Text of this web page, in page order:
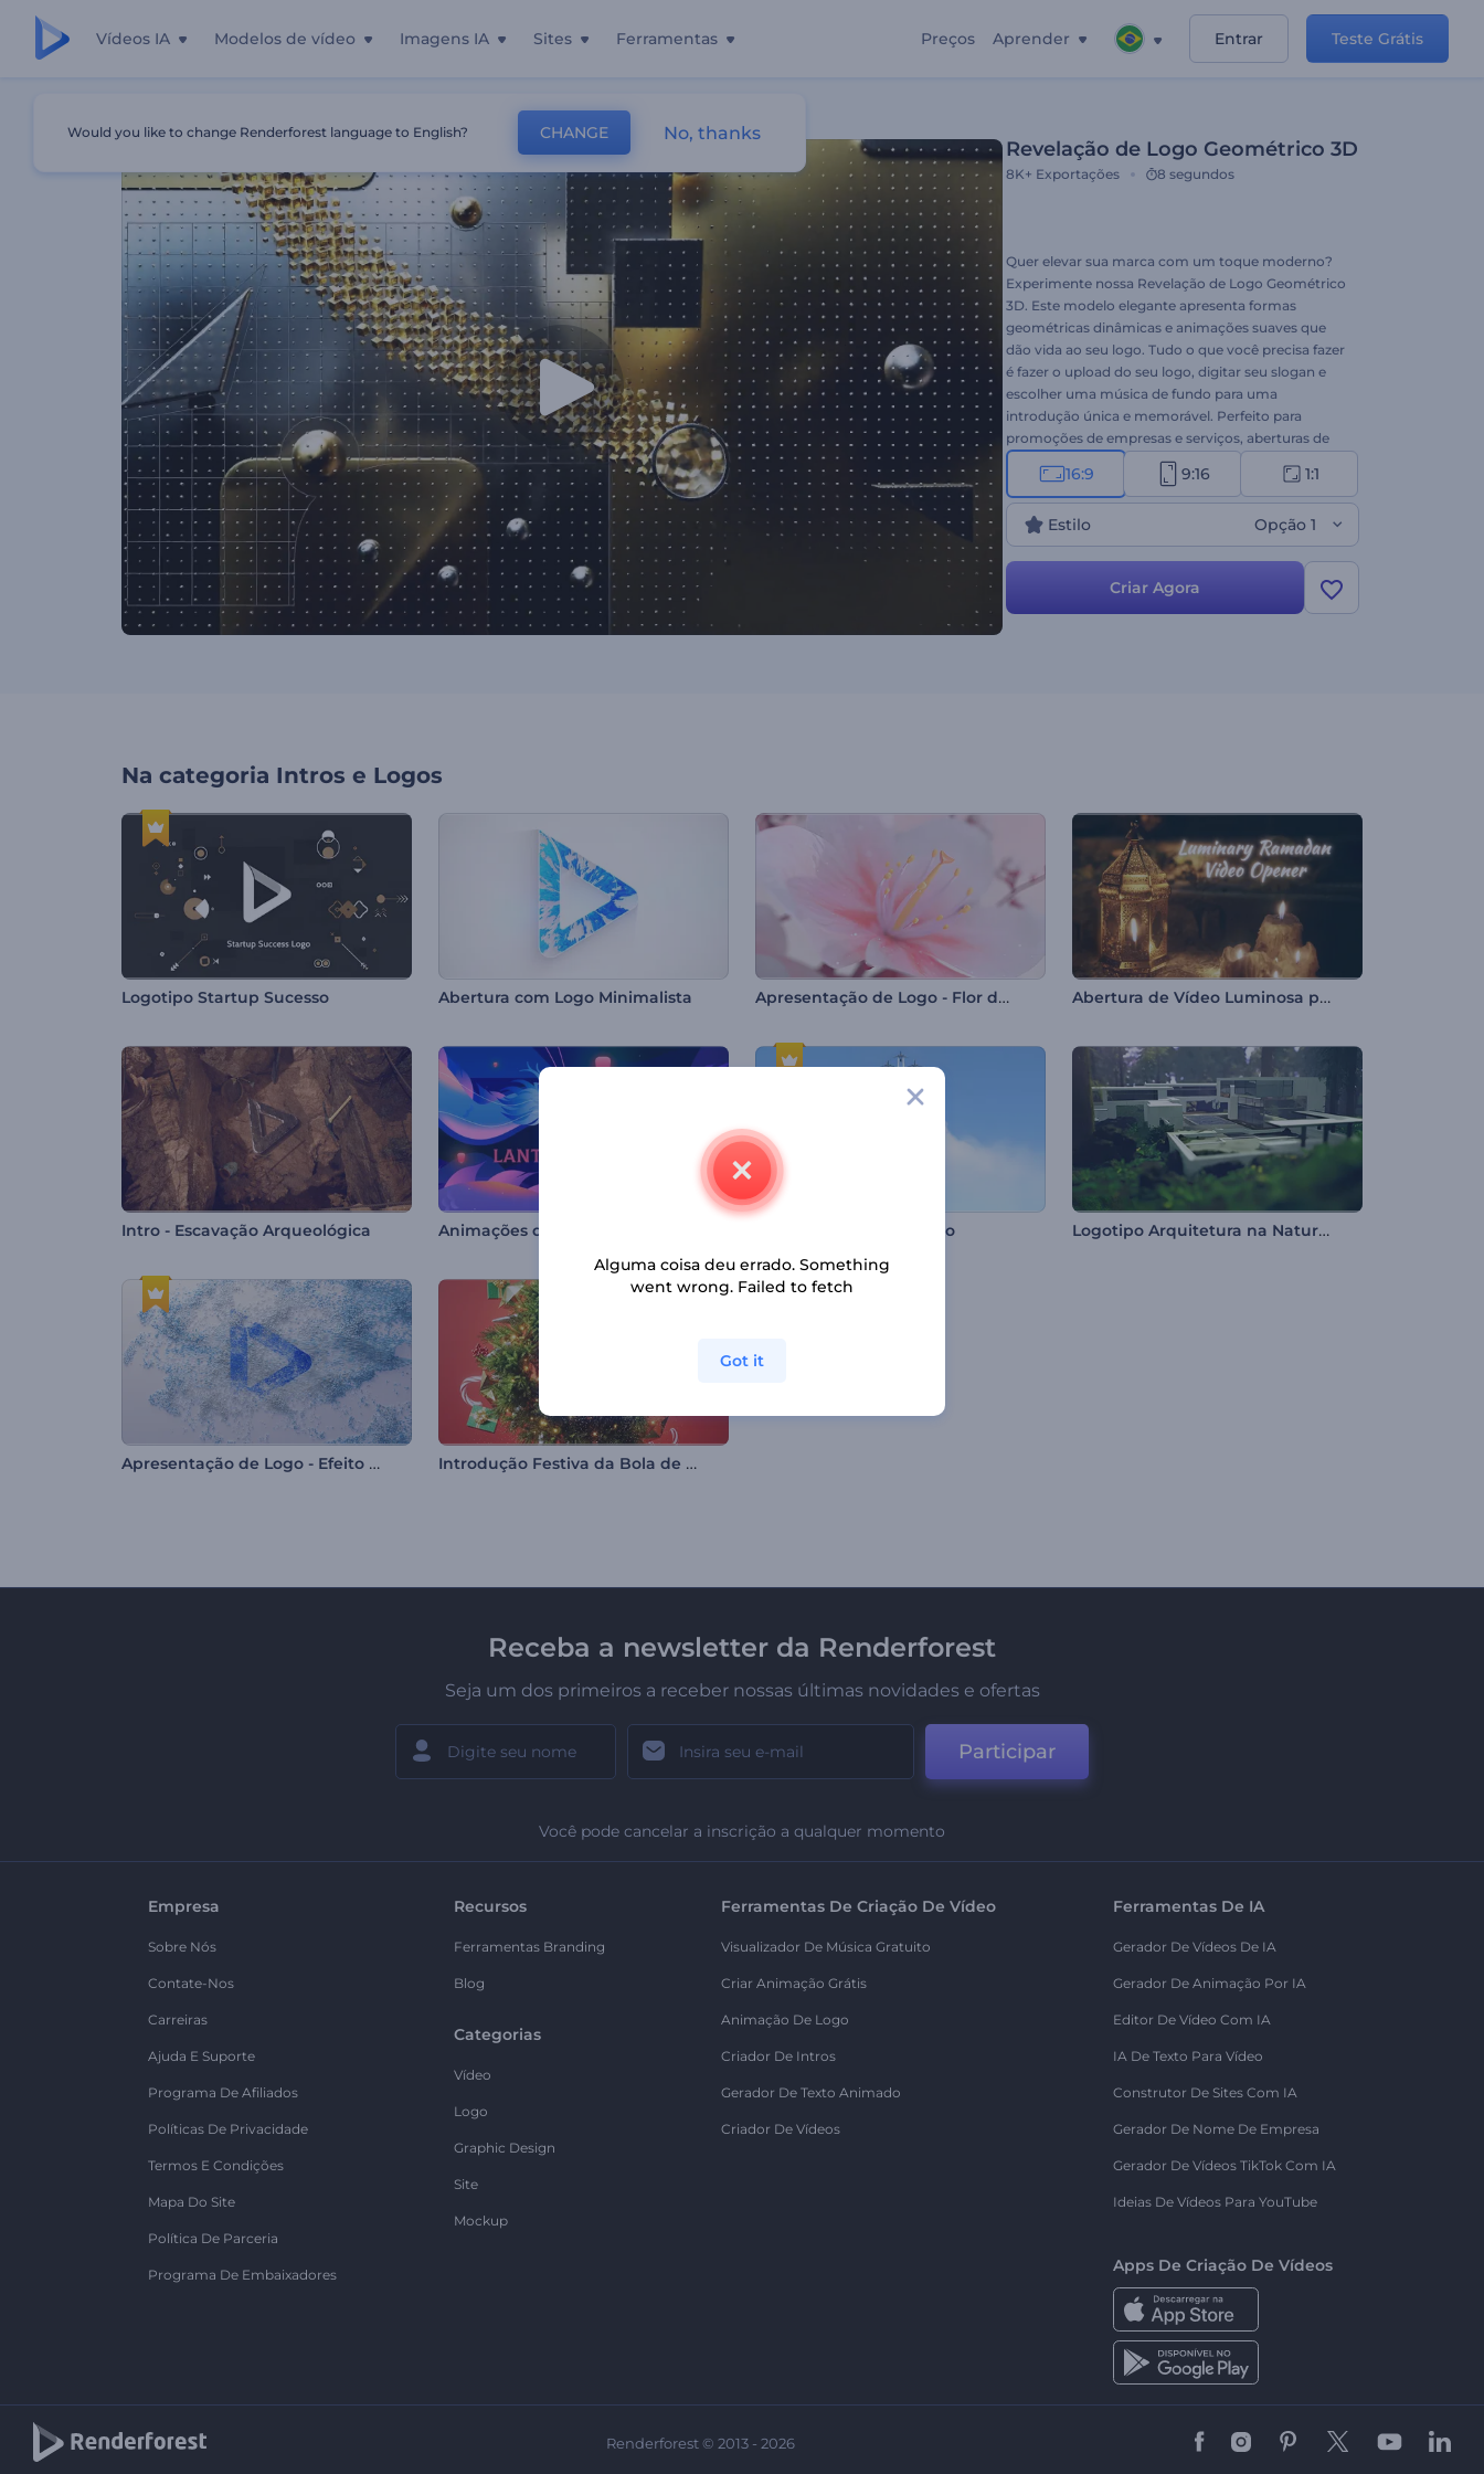
Vídeos IA Modelos de vídeo Imagens IA Sites Ferramentas Preços Aprender Entrar Teste Grátis
Revelação de Logo Geométrico 3D
8K+ Exportações 8 segundos
Quer elevar sua marca com um toque moderno?
Experimente nossa Revelação de Logo Geométrico
3D. Este modelo elegante apresenta formas
geométricas dinâmicas e animações suaves que
dão vida ao seu logo. Tudo o que você precisa fazer
é fazer o upload do seu logo, digitar seu slogan e
escolher uma música de fundo para uma
introdução única e memorável. Perfeito para
promoções de empresas e serviços, aberturas de
apresentações criativas, introduções ou
encerramentos de canais e muito mais. Crie agora e
impressione seu público!
16:9 9:16 1:1
Estilo Opção 1
Criar Agora
Na categoria Intros e Logos
Logotipo Startup Sucesso Abertura com Logo Minimalista Apresentação de Logo - Flor de Cerejeira Abertura de Vídeo Luminosa para o Ramadã
Intro - Escavação Arqueológica Logotipo Revelador Aero Logotipo Arquitetura na Natureza
Apresentação de Logo - Efeito Arenoso Introdução Festiva da Bola de Natal
Receba a newsletter da Renderforest
Seja um dos primeiros a receber nossas últimas novidades e ofertas
Participar
Você pode cancelar a inscrição a qualquer momento
Empresa
Sobre Nós
Contate-Nos
Carreiras
Ajuda E Suporte
Programa De Afiliados
Políticas De Privacidade
Termos E Condições
Mapa Do Site
Política De Parceria
Programa De Embaixadores
Recursos
Ferramentas Branding
Blog
Categorias
Vídeo
Logo
Graphic Design
Site
Mockup
Ferramentas De Criação De Vídeo
Visualizador De Música Gratuito
Criar Animação Grátis
Animação De Logo
Criador De Intros
Gerador De Texto Animado
Criador De Vídeos
Ferramentas De IA
Gerador De Vídeos De IA
Gerador De Animação Por IA
Editor De Vídeo Com IA
IA De Texto Para Vídeo
Construtor De Sites Com IA
Gerador De Nome De Empresa
Gerador De Vídeos TikTok Com IA
Ideias De Vídeos Para YouTube
Apps De Criação De Vídeos
Renderforest © 2013 - 2026
Would you like to change Renderforest language to English? CHANGE No, thanks
Alguma coisa deu errado. Something
went wrong. Failed to fetch
Got it